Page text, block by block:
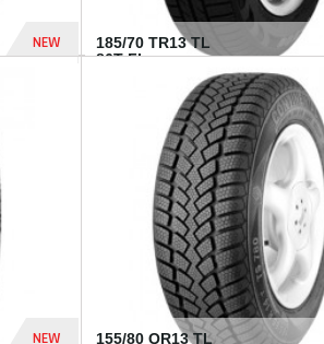
NEW
185/70 TR13 TL
86T FI...
NEW
155/80 QR13 TL